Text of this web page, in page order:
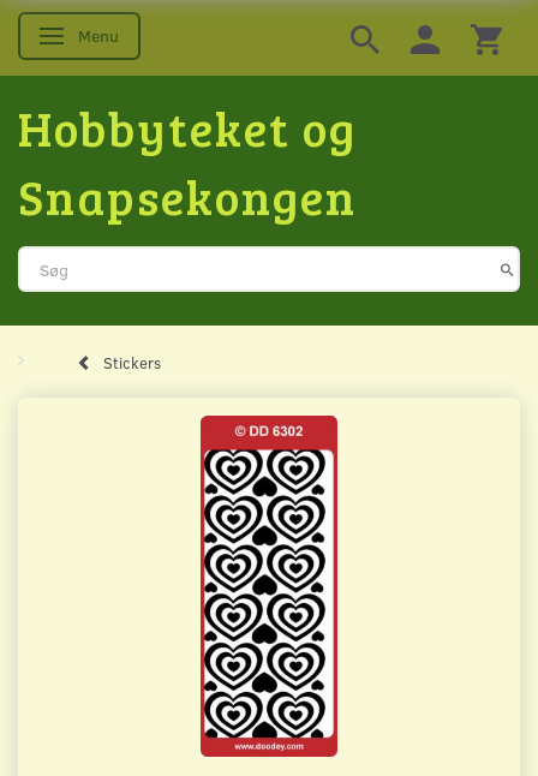
Skifte navigation
Menu
Hobbyteket og
Snapsekongen
Stickers